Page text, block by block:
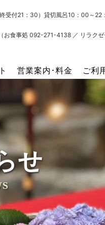
付21：30）貸切風呂10：00～22
お食事処 092-271-4138 ／ リラク
営業案内･料金 ご利
せ